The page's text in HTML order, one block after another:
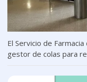
El Servicio de
gestor de colas para